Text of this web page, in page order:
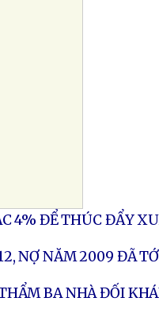
4% ĐỂ THÚC ĐẨY
NỢ NĂM 2009 ĐÃ
BA NHÀ ĐỐI